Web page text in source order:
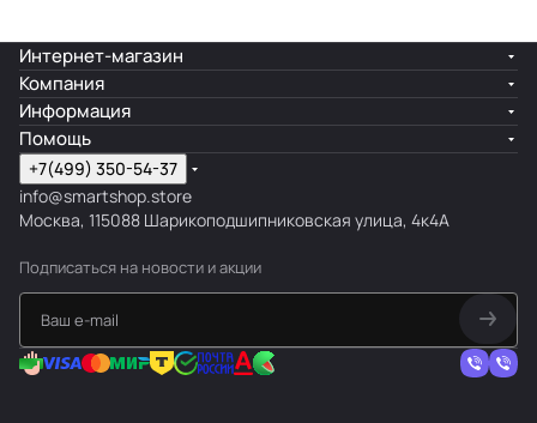
Интернет-магазин
Компания
Информация
Помощь
+7(499) 350-54-37
info@smartshop.store
Москва, 115088 Шарикоподшипниковская улица, 4к4А
Подписаться на новости и акции